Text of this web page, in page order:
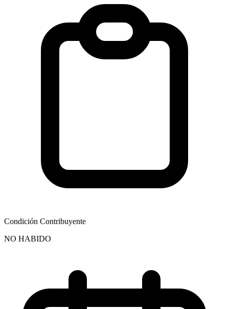
Condición Contribuyente
NO HABIDO